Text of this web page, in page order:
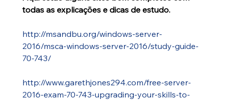
todas as explicações e dicas de estudo.
http://msandbu.org/windows-server-
2016/msca-windows-server-2016/study-guide-
70-743/
http://www.garethjones294.com/free-server-
2016-exam-70-743-upgrading-your-skills-to-